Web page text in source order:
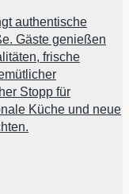
authentische
Gäste genießen
frische
Stopp für
Küche und neue